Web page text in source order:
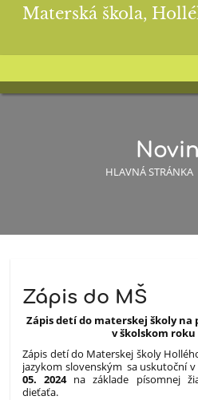
Materská škola,
HLAVNÁ STRÁNKA
Zápis do MŠ
Zápis detí do materskej školy
v školskom roku
Zápis detí do Materskej školy
jazykom slovenským sa uskutoční
05. 2024 na základe písomnej
dieťaťa.